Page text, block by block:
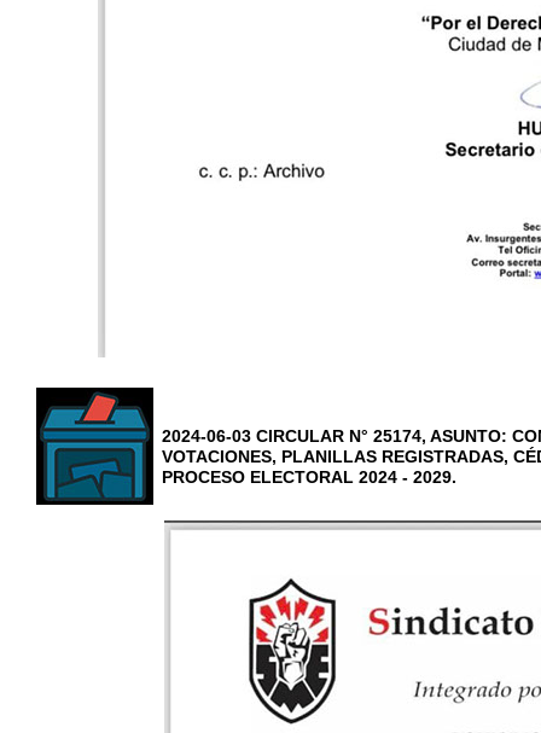
2024-06-03 CIRCULAR N° 25174, ASUNTO:
VOTACIONES, PLANILLAS REGISTRADAS,
PROCESO ELECTORAL 2024 - 2029.